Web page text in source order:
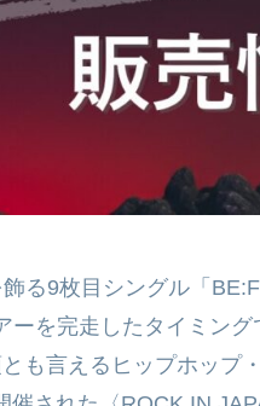
る9枚目シングル「
ーを完走したタイミング
も言えるヒップホップ